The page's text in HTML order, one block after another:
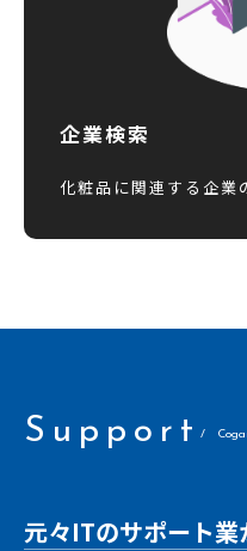
企業検索
化粧品に関連する企業
Support /
元々ITのサポート